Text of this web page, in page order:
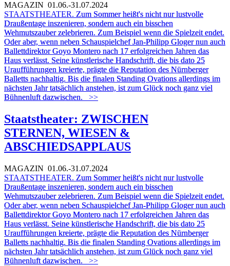
MAGAZIN 01.06.-31.07.2024
STAATSTHEATER. Zum Sommer heißt's nicht nur lustvolle
Draußentage inszenieren, sondern auch ein bisschen
Wehmutszauber zelebrieren. Zum Beispiel wenn die Spielzeit endet.
Oder aber, wenn neben Schauspielchef Jan-Philipp Gloger nun auch
Ballettdirektor Goyo Montero nach 17 erfolgreichen Jahren das
Haus verlässt. Seine künstlerische Handschrift, die bis dato 25
Uraufführungen kreierte, prägte die Reputation des Nürnberger
Balletts nachhaltig. Bis die finalen Standing Ovations allerdings im
nächsten Jahr tatsächlich anstehen, ist zum Glück noch ganz viel
Bühnenluft dazwischen.
>>
Staatstheater: ZWISCHEN
STERNEN, WIESEN &
ABSCHIEDSAPPLAUS
MAGAZIN 01.06.-31.07.2024
STAATSTHEATER. Zum Sommer heißt's nicht nur lustvolle
Draußentage inszenieren, sondern auch ein bisschen
Wehmutszauber zelebrieren. Zum Beispiel wenn die Spielzeit endet.
Oder aber, wenn neben Schauspielchef Jan-Philipp Gloger nun auch
Ballettdirektor Goyo Montero nach 17 erfolgreichen Jahren das
Haus verlässt. Seine künstlerische Handschrift, die bis dato 25
Uraufführungen kreierte, prägte die Reputation des Nürnberger
Balletts nachhaltig. Bis die finalen Standing Ovations allerdings im
nächsten Jahr tatsächlich anstehen, ist zum Glück noch ganz viel
Bühnenluft dazwischen.
>>